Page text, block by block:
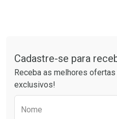
Cadastre-se para
Receba as melhores
exclusivos!
Nome